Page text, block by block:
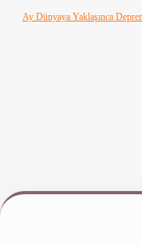
Ay Dünyaya Yaklaşınca
www.betexper.xyz/